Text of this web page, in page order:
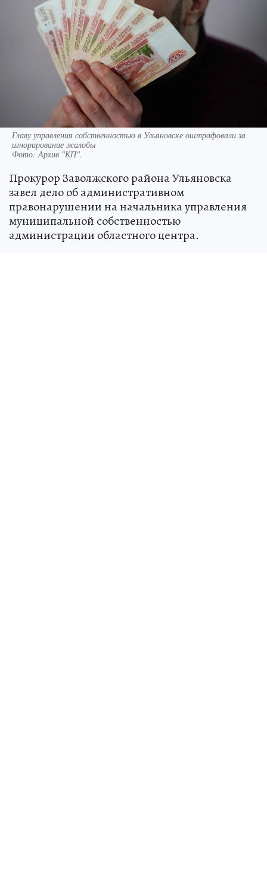
Главу управления собственностью в Ульяновске оштрафовали за
игнорирование жалобы
Фото:Архив "КП".
Прокурор Заволжского района Ульяновска
завел дело об административном
правонарушении на начальника управления
муниципальной собственностью
администрации областного центра.